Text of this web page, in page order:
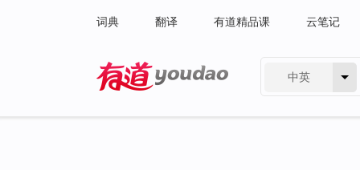
词典 翻译 有道精品课 云笔记
中英